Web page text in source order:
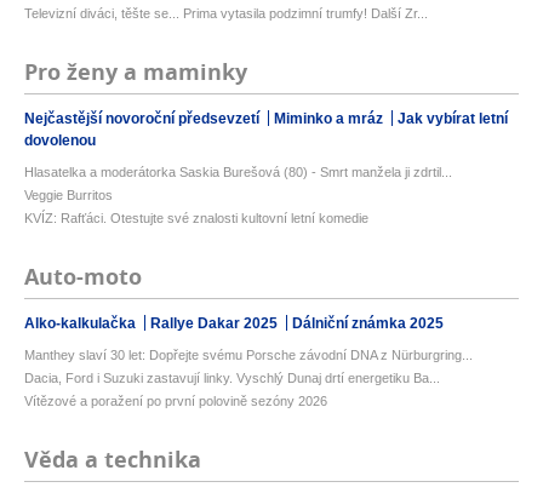
Televizní diváci, těšte se... Prima vytasila podzimní trumfy! Další Zr...
Pro ženy a maminky
Nejčastější novoroční předsevzetí Miminko a mráz
Jak vybírat letní
dovolenou
Hlasatelka a moderátorka Saskia Burešová (80) - Smrt manžela ji zdrtil...
Veggie Burritos
KVÍZ: Rafťáci. Otestujte své znalosti kultovní letní komedie
Auto-moto
Alko-kalkulačka Rallye Dakar 2025 Dálniční známka 2025
Manthey slaví 30 let: Dopřejte svému Porsche závodní DNA z Nürburgring...
Dacia, Ford i Suzuki zastavují linky. Vyschlý Dunaj drtí energetiku Ba...
Vítězové a poražení po první polovině sezóny 2026
Věda a technika